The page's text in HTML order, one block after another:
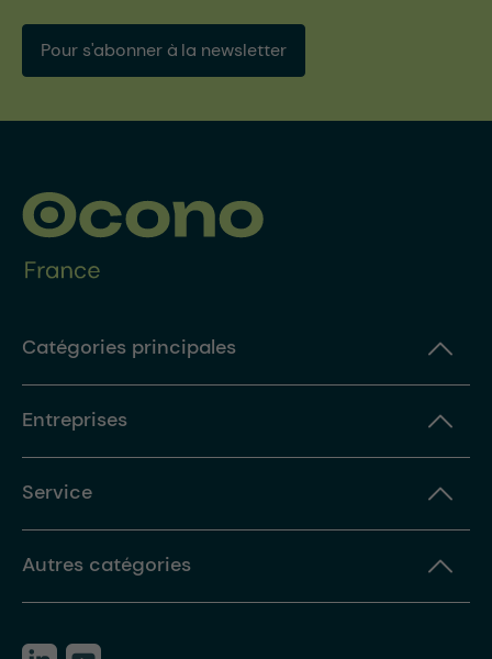
Pour s'abonner à la newsletter
Catégories principales
Entreprises
Service
Autres catégories